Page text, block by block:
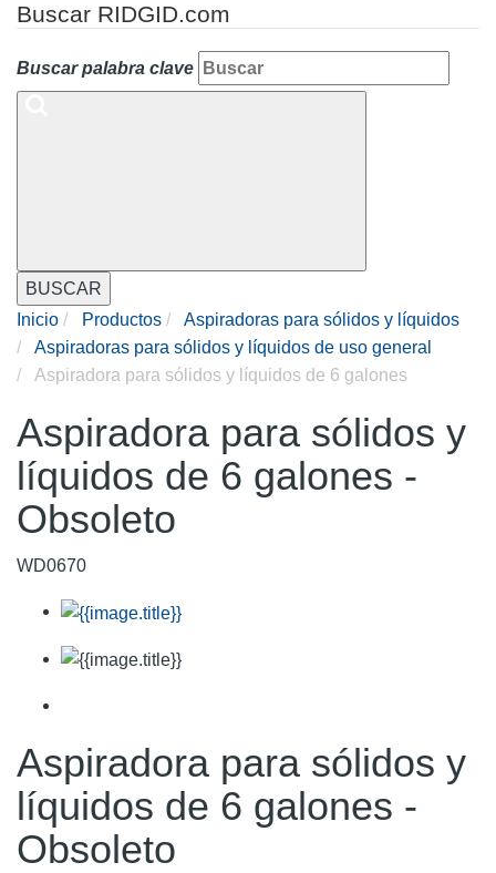
Buscar RIDGID.com
Buscar palabra clave
BUSCAR
Inicio
Productos
Aspiradoras para sólidos y líquidos
Aspiradoras para sólidos y líquidos de uso general
Aspiradora para sólidos y líquidos de 6 galones
Aspiradora para sólidos y
líquidos de 6 galones -
Obsoleto
WD0670
Aspiradora para sólidos y
líquidos de 6 galones -
Obsoleto